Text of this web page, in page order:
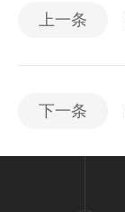
上一条
下一条